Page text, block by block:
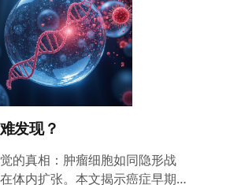
发现？
的真相：肿瘤细胞如同隐形战
体内扩张。本文揭示癌症早期信